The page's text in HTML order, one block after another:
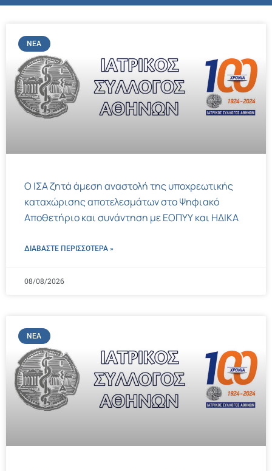
ΝΈΑ
Ο ΙΣΑ ζητά άμεση αναστολή της υποχρεωτικής
καταχώρισης αποτελεσμάτων στο Ψηφιακό
Αποθετήριο και συνάντηση με ΕΟΠΥΥ και ΗΔΙΚΑ
ΔΙΑΒΑΣΤΕ ΠΕΡΙΣΣΌΤΕΡΑ »
08/08/2026
ΝΈΑ